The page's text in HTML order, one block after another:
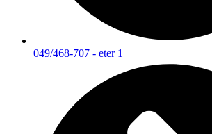
049/468-707 - eter 1